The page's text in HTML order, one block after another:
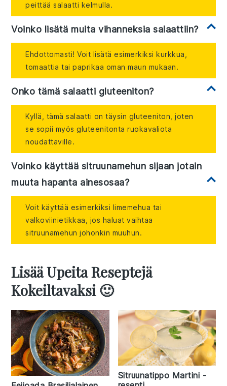
peittää salaatti kelmulla.
Voinko lisätä muita vihanneksia salaattiin?
Ehdottomasti! Voit lisätä esimerkiksi kurkkua,
tomaattia tai paprikaa oman maun mukaan.
Onko tämä salaatti gluteeniton?
Kyllä, tämä salaatti on täysin gluteeniton, joten
se sopii myös gluteenitonta ruokavaliota
noudattaville.
Voinko käyttää sitruunamehun sijaan jotain
muuta hapanta ainesosaa?
Voit käyttää esimerkiksi limemehua tai
valkoviinietikkaa, jos haluat vaihtaa
sitruunamehun johonkin muuhun.
Lisää Upeita Reseptejä
Kokeiltavaksi 🙂
Sitruunatippo Martini -